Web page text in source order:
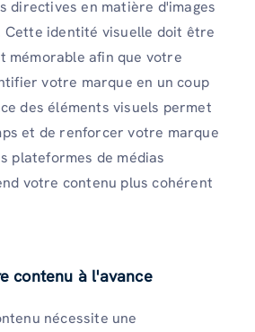
directives en matière d'images
Cette identité visuelle doit être
mémorable afin que votre
votre marque en un coup
des éléments visuels permet
et de renforcer votre marque
plateformes de médias
votre contenu plus cohérent
contenu à l'avance
nécessite une